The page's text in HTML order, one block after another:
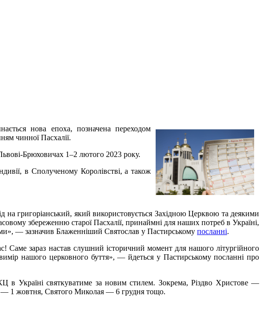
нова епоха, позначена переходом
чинної Пасхалії.
Брюховичах 1–2 лютого 2023 року.
в Сполученому Королівстві, а також
на григоріанський, який використовується Західною Церквою та деякими
збереженню старої Пасхалії, принаймні для наших потреб в Україні,
— зазначив Блаженніший Святослав у Пастирському посланні.
Саме зараз настав слушний історичний момент для нашого літургійного
нашого церковного буття», — йдеться у Пастирському посланні про
в Україні святкуватиме за новим стилем. Зокрема, Різдво Христове —
— 1 жовтня, Святого Миколая — 6 грудня тощо.